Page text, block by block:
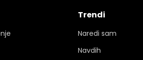
Trendi
Naredi sam
Navdih